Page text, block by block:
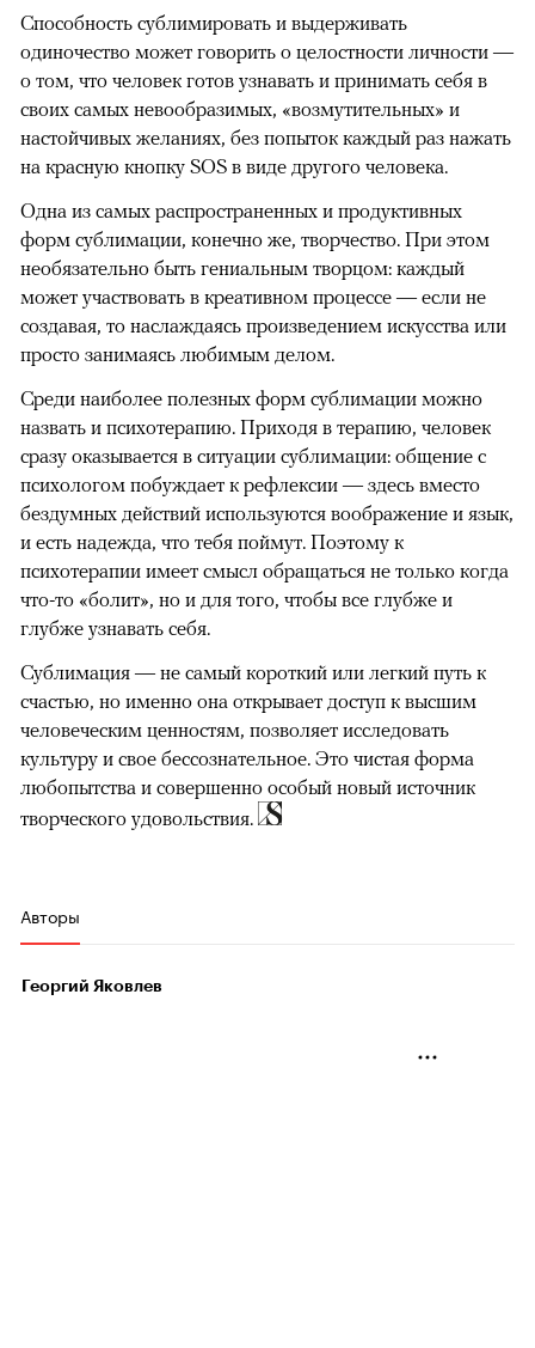
Способность сублимировать и выдерживать
одиночество может говорить о целостности личности —
о том, что человек готов узнавать и принимать себя в
своих самых невообразимых, «возмутительных» и
настойчивых желаниях, без попыток каждый раз нажать
на красную кнопку SOS в виде другого человека.
Одна из самых распространенных и продуктивных
форм сублимации, конечно же, творчество. При этом
необязательно быть гениальным творцом: каждый
может участвовать в креативном процессе — если не
создавая, то наслаждаясь произведением искусства или
просто занимаясь любимым делом.
Среди наиболее полезных форм сублимации можно
назвать и психотерапию. Приходя в терапию, человек
сразу оказывается в ситуации сублимации: общение с
психологом побуждает к рефлексии — здесь вместо
бездумных действий используются воображение и язык,
и есть надежда, что тебя поймут. Поэтому к
психотерапии имеет смысл обращаться не только когда
что-то «болит», но и для того, чтобы все глубже и
глубже узнавать себя.
Сублимация — не самый короткий или легкий путь к
счастью, но именно она открывает доступ к высшим
человеческим ценностям, позволяет исследовать
культуру и свое бессознательное. Это чистая форма
любопытства и совершенно особый новый источник
творческого удовольствия.
Авторы
Георгий Яковлев